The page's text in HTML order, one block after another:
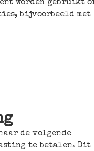
worden gebruikt
bijvoorbeeld met
de volgende
te betalen. Dit